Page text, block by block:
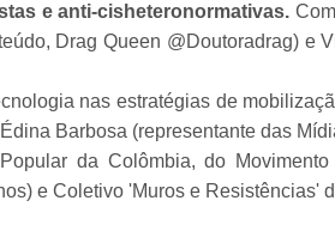
e anti-cisheteronormativas.
Drag Queen @Doutoradrag) e
nas estratégias de
Barbosa (representante das
da Colômbia, do
e Coletivo 'Muros e Resistências'